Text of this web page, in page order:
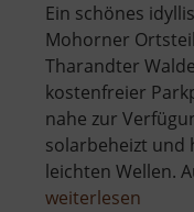
Ein schönes
Mohorner
Tharandter
kostenfreier
nahe zur
solarbeheizt und
leichten Wellen.
weiterlesen